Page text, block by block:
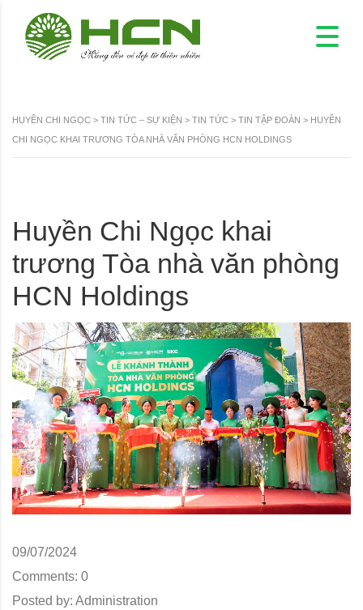
HUYỀN CHI NGỌC > TIN TỨC – SỰ KIỆN > TIN TỨC > TIN TẬP ĐOÀN > HUYỀN
CHI NGỌC KHAI TRƯƠNG TÒA NHÀ VĂN PHÒNG HCN HOLDINGS
Huyền Chi Ngọc khai
trương Tòa nhà văn phòng
HCN Holdings
09/07/2024
Comments: 0
Posted by: Administration